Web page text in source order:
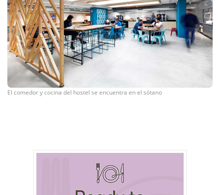
El comedor y cocina del hostel se encuentra en el sótano